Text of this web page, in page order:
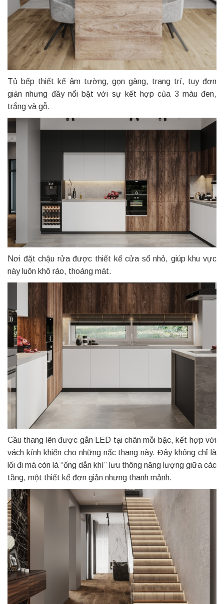
Tủ bếp thiết kế âm tường, gọn gàng, trang trí, tuy đơn
giản nhưng đầy nổi bật với sự kết hợp của 3 màu đen,
trắng và gỗ.
Nơi đặt chậu rửa được thiết kế cửa sổ nhỏ, giúp khu vực
này luôn khô ráo, thoáng mát.
Cầu thang lên được gắn LED tại chân mỗi bậc, kết hợp với
vách kính khiến cho những nấc thang này. Đây không chỉ là
lối đi mà còn là “ống dẫn khí” lưu thông năng lượng giữa các
tầng, một thiết kế đơn giản nhưng thanh mảnh.